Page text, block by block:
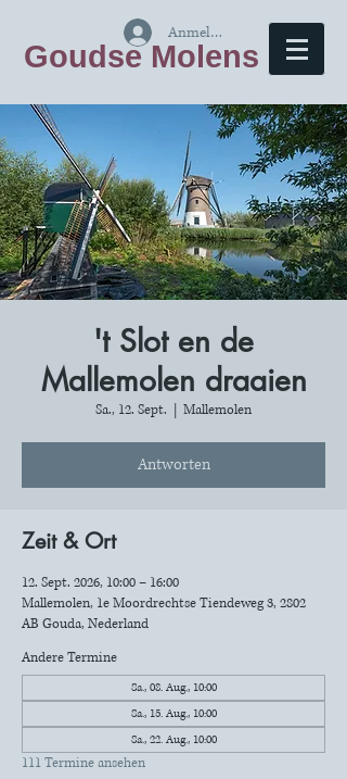
Goudse Molens
Anmelden
't Slot en de
Mallemolen draaien
Sa., 12. Sept. Mallemolen
Antworten
Zeit & Ort
12. Sept. 2026, 10:00 – 16:00
Mallemolen, 1e Moordrechtse Tiendeweg 3, 2802
AB Gouda, Nederland
Andere Termine
Sa., 08. Aug., 10:00
Sa., 15. Aug., 10:00
Sa., 22. Aug., 10:00
111 Termine ansehen